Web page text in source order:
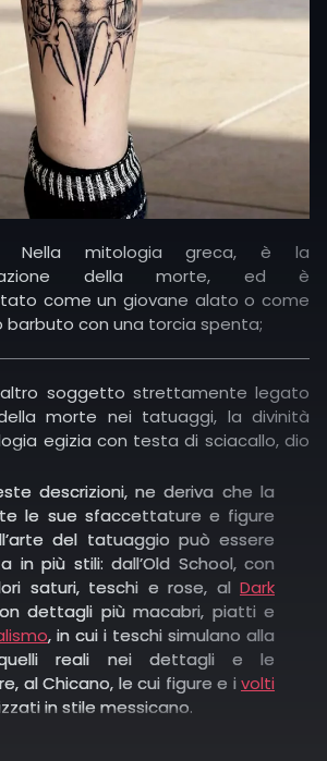
vuole comunicare protezione,
speranza. Inoltre, a seconda del
mantello, il significato cambia: se è
protezione e benedizione;
amore passione; se è nero,
dai pericoli;
è un tipico tema iconografico
un mantello nero) danza con
diverse classi sociali, simboleggiando
di tutti di fronte alla morte;
divinità ospiritidella morte;
Questa non è una figura visiva
latina utilizzata nei
ricordare la caducità della vita
che devi morire”) e viene
ad altri elementi come
rose appassite o orologi;
Nella mitologia greca, è la
della morte, ed è
come un giovane alato o come
barbuto con una torcia spenta;
soggetto strettamente legato
morte nei tatuaggi, la divinità
egizia con testa di sciacallo, dio
le anime nell’aldilà e vegliava
Nei tattoo moderni
un richiamo estetico all’arte
diventa un potente simbolo di
spirituale e di connessione con il
vita oltre la morte.
da gioco: Non è raro trovare
che rappresentano la morte
simboli delle carte da gioco, come il
di
descrizioni, ne deriva che la
le sue sfaccettature e figure
del tatuaggio può essere
in più stili: dall’Old School, con
saturi, teschi e rose, al Dark
dettagli più macabri, piatti e
, in cui i teschi simulano alla
reali nei dettagli e le
al Chicano, le cui figure e ivolti
in stile messicano.
da questi simboli potenti e vuoi